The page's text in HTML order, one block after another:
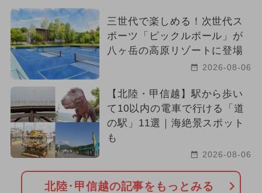
三世代で楽しめる！次世代ス
ポーツ「ピックルボール」が
八ヶ岳の高原リゾートに登場
2026-08-06
【北陸・甲信越】駅から歩い
て10以内の電車で行ける「道
の駅」11選｜海絶景スポット
も
2026-08-06
北陸･甲信越の記事をもっとみる